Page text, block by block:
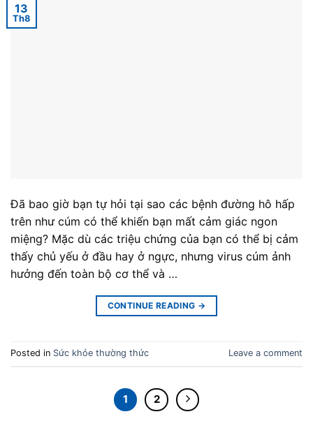
13
Th8
Đã bao giờ bạn tự hỏi tại sao các bệnh đường hô hấp
trên như cúm có thể khiến bạn mất cảm giác ngon
miệng? Mặc dù các triệu chứng của bạn có thể bị cảm
thấy chủ yếu ở đầu hay ở ngực, nhưng virus cúm ảnh
hưởng đến toàn bộ cơ thể và …
CONTINUE READING →
Posted in Sức khỏe thường thức Leave a comment
1 2